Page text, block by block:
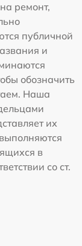
ремонт,
публичной
и
обозначить
Наша
их
в
со ст.